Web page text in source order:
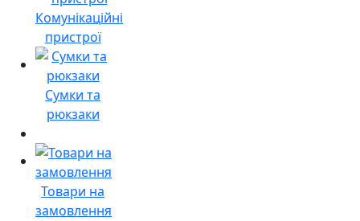
Комунікаційні
пристрої
Сумки та
рюкзаки
Товари на
замовлення